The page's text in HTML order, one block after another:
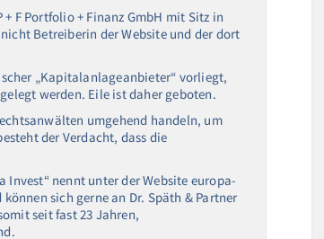
F Portfolio + Finanz GmbH mit Sitz in
Betreiberin der Website und der dort
„Kapitalanlageanbieter“ vorliegt,
werden. Eile ist daher geboten.
umgehend handeln, um
der Verdacht, dass die
Invest“ nennt unter der Website europa-
sich gerne an Dr. Späth & Partner
seit fast 23 Jahren,